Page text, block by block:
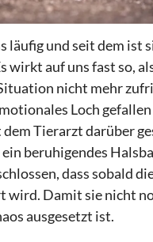
läufig und seit dem ist
wirkt auf uns fast so,
nicht mehr
Loch
Tierarzt darüber
beruhigendes
dass sobald
wird. Damit sie nicht
ausgesetzt ist.